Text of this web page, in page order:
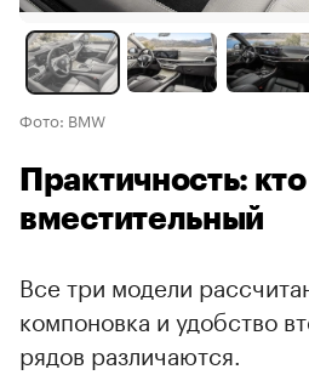
Фото: BMW
Практичность:
вместительный
Все три модели
компоновка и удобство
рядов различаются.